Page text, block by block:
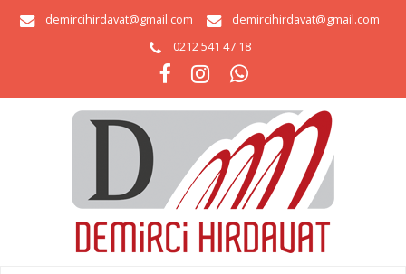
demircihirdavat@gmail.com
demircihirdavat@gmail.com
0212 541 47 18